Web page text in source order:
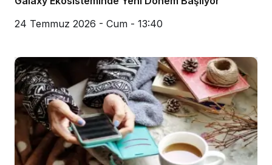
24 Temmuz 2026 - Cum - 13:40